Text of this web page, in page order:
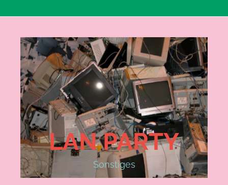
LAN PARTY
Sonstiges